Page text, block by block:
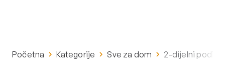
Početna Kategorije Sve za dom 2-dijelni